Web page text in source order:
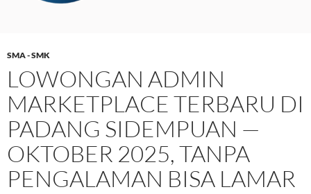
SMA - SMK
LOWONGAN ADMIN
MARKETPLACE TERBARU DI
PADANG SIDEMPUAN —
OKTOBER 2025, TANPA
PENGALAMAN BISA LAMAR